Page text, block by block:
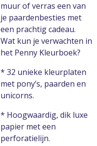
muur of verras een van
je paardenbesties met
een prachtig cadeau.
Wat kun je verwachten in
het Penny Kleurboek?
* 32 unieke kleurplaten
met pony’s, paarden en
unicorns.
* Hoogwaardig, dik luxe
papier met een
perforatielijn.